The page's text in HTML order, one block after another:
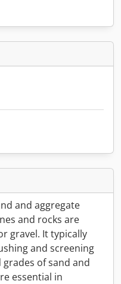
and aggregate
and rocks are
gravel. It typically
and screening
of sand and
essential in